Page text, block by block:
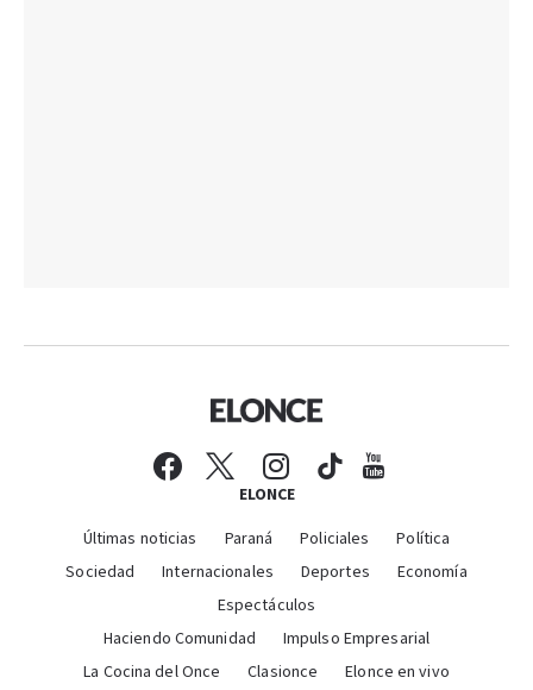
ELONCE
Últimas noticias Paraná Policiales
Política
Sociedad
Internacionales Deportes
Economía
Espectáculos
Haciendo Comunidad
Impulso Empresarial
La Cocina del Once
Clasionce Elonce en vivo